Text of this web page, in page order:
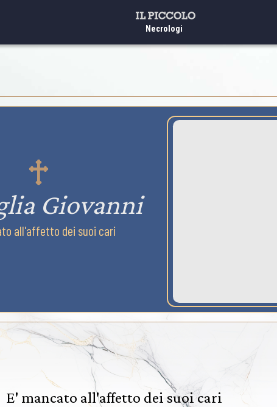
Necrologi
Giovanni
all'affetto dei suoi cari
E' mancato all'affetto dei suoi cari